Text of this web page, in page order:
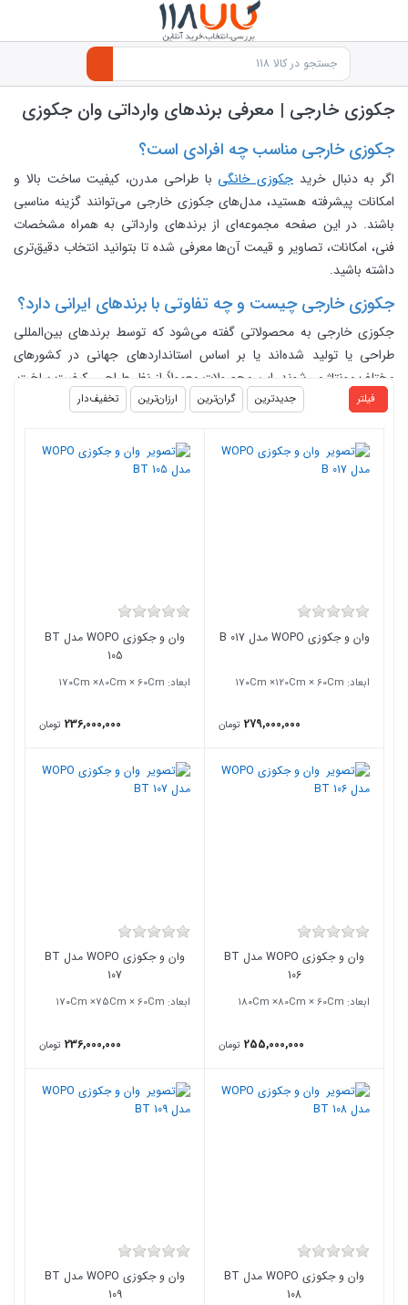
جکوزی خارجی | معرفی برندهای وارداتی وان جکوزی
جکوزی خارجی مناسب چه افرادی است؟
اگر به دنبال خرید جکوزی خانگی با طراحی مدرن، کیفیت ساخت بالا و
امکانات پیشرفته هستید، مدل‌های جکوزی خارجی می‌توانند گزینه مناسبی
باشند. در این صفحه مجموعه‌ای از برندهای وارداتی به همراه مشخصات
فنی، امکانات، تصاویر و قیمت آن‌ها معرفی شده تا بتوانید انتخاب دقیق‌تری
داشته باشید.
جکوزی خارجی چیست و چه تفاوتی با برندهای ایرانی دارد؟
جکوزی خارجی به محصولاتی گفته می‌شود که توسط برندهای بین‌المللی
طراحی یا تولید شده‌اند یا بر اساس استانداردهای جهانی در کشورهای
مختلف مونتاژ می‌شوند. این محصولات معمولاً از نظر طراحی، کیفیت ساخت،
تجهیزات و فناوری با یکدیگر تفاوت دارند و نمی‌توان تنها بر اساس نام برند یا
در سال‌های اخیر بسیاری از تولیدکنندگان ایرانی نیز از ورق‌های آکریلیک
بهداشتی، موتورهای معتبر، تجهیزات استاندارد و فناوری‌های مشابه برندهای
برای دریافت مشاوره رایگان انتخاب جکوزی خارجی با شماره
بگیرید.
products.productlist
فیلتر جدیدترین گران‌ترین ارزان‌ترین تخفیف‌دار
وان و جکوزی WOPO مدل B 017
ابعاد: ۱7۰Cm ×120Cm × 60Cm
279,000,000 تومان
وان و جکوزی WOPO مدل BT
105
ابعاد: ۱7۰Cm ×80Cm × 60Cm
236,000,000 تومان
وان و جکوزی WOPO مدل BT
106
ابعاد: ۱8۰Cm ×80Cm × 60Cm
255,000,000 تومان
وان و جکوزی WOPO مدل BT
107
ابعاد: ۱7۰Cm ×75Cm × 60Cm
236,000,000 تومان
وان و جکوزی WOPO مدل BT
108
وان و جکوزی WOPO مدل BT
109